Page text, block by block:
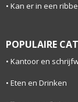
Kan er in een
POPULAIRE
Kantoor en
Eten en Drinken